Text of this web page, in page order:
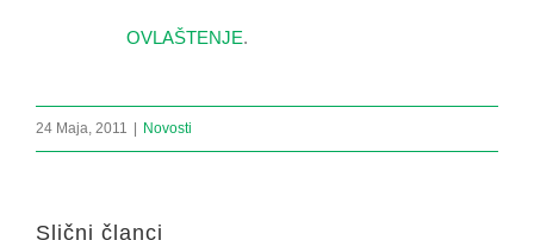
OVLAŠTENJE.
24 Maja, 2011 Novosti
Slični članci